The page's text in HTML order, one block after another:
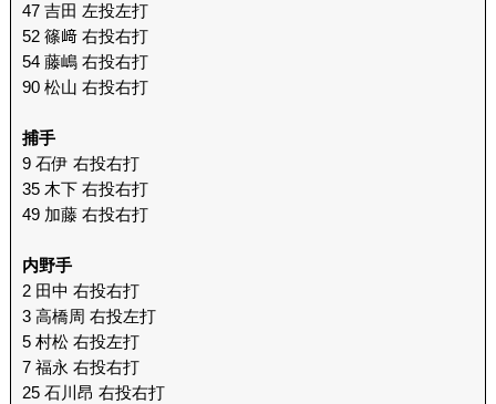
47 吉田 左投左打
52 篠﨑 右投右打
54 藤嶋 右投右打
90 松山 右投右打
捕手
9 石伊 右投右打
35 木下 右投右打
49 加藤 右投右打
内野手
2 田中 右投右打
3 高橋周 右投左打
5 村松 右投左打
7 福永 右投右打
25 石川昂 右投右打